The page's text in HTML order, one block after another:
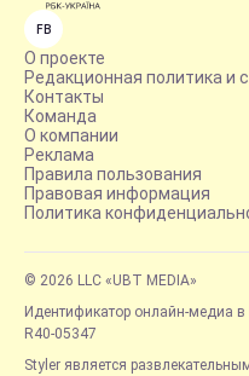
FB
О проекте
Редакционная политика и
Контакты
Команда
О компании
Реклама
Правила пользования
Правовая информация
Политика
© 2026 LLC «UBT MEDIA»
Идентификатор онлайн-медиа в
R40-05347
Styler является